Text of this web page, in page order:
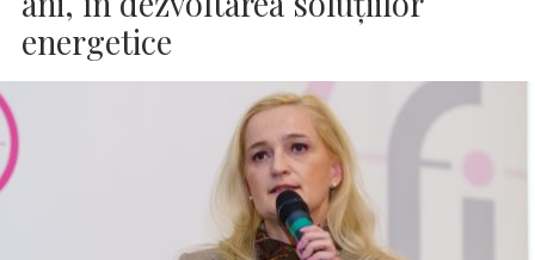
energetice